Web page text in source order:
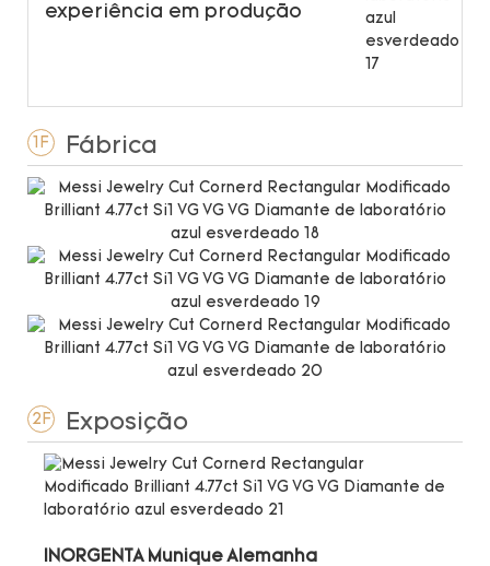
experiência em produção
1F Fábrica
2F Exposição
INORGENTA Munique Alemanha